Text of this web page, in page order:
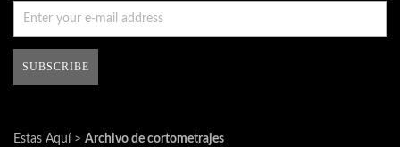
Estas Aquí > Archivo de cortometrajes